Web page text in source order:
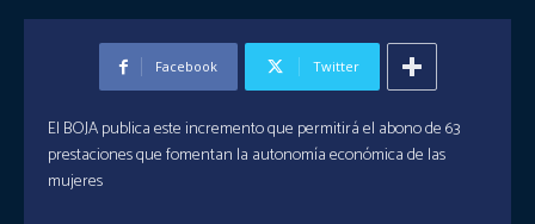
Facebook Twitter
El BOJA publica este incremento que permitirá el abono de 63
prestaciones que fomentan la autonomía económica de las
mujeres